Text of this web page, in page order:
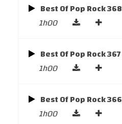
Best Of Pop Rock 368
1h00
Best Of Pop Rock 367
1h00
Best Of Pop Rock 366
1h00